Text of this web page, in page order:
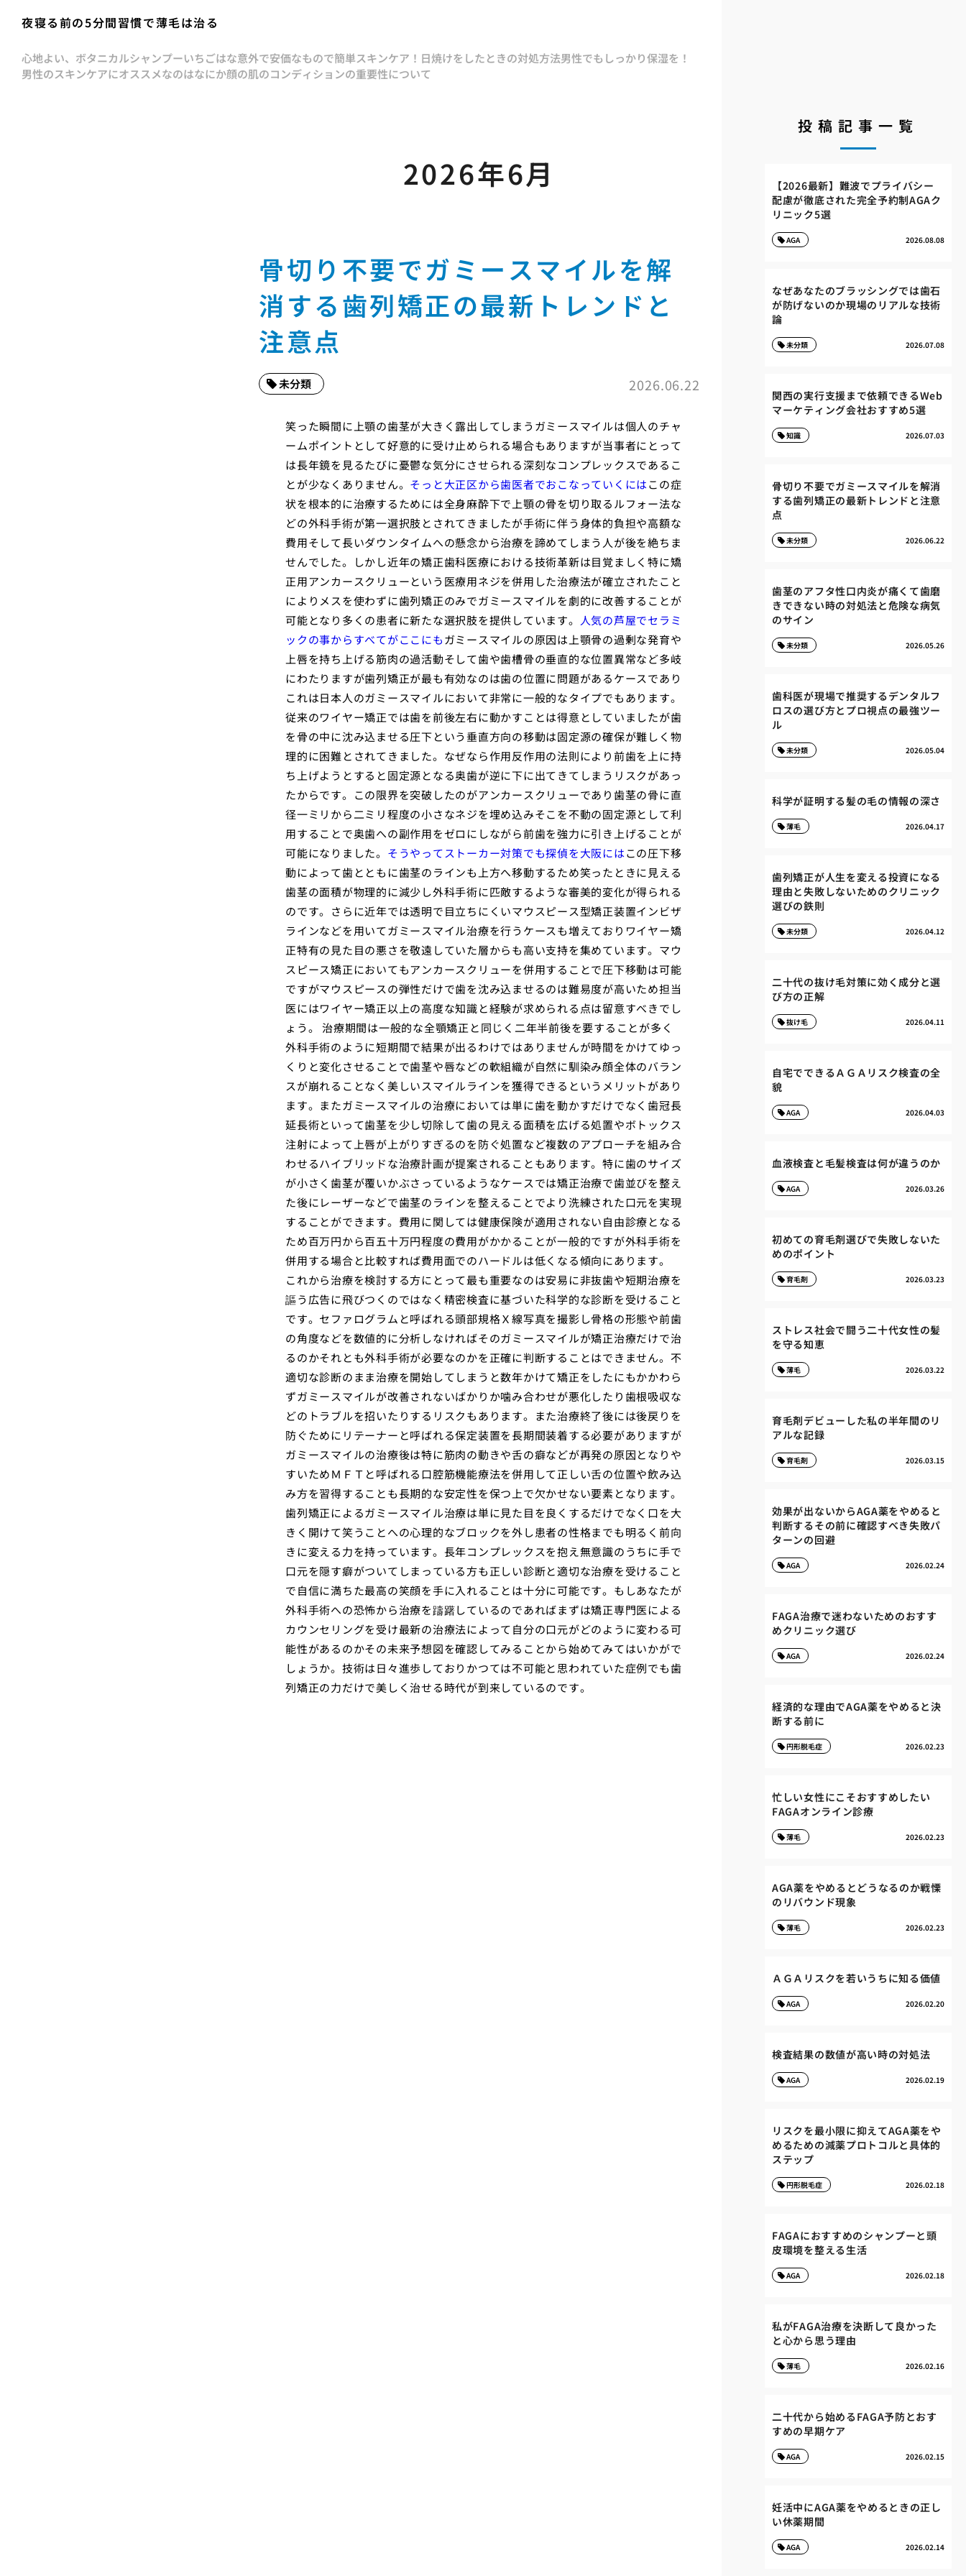
夜寝る前の5分間習慣で薄毛は治る
心地よい、ボタニカルシャンプーいちごはな意外で安価なもので簡単スキンケア！ 日焼けをしたときの対処方法男性でもしっかり保湿を！
男性のスキンケアにオススメなのはなにか顔の肌のコンディションの重要性について
2026年6月
骨切り不要でガミースマイルを解
消する歯列矯正の最新トレンドと
注意点
2026.06.22
未分類
笑った瞬間に上顎の歯茎が大きく露出してしまうガミースマイルは個人のチャ
ームポイントとして好意的に受け止められる場合もありますが当事者にとって
は長年鏡を見るたびに憂鬱な気分にさせられる深刻なコンプレックスであるこ
とが少なくありません。 そっと大正区から歯医者でおこなっていくにはこの症
状を根本的に治療するためには全身麻酔下で上顎の骨を切り取るルフォー法な
どの外科手術が第一選択肢とされてきましたが手術に伴う身体的負担や高額な
費用そして長いダウンタイムへの懸念から治療を諦めてしまう人が後を絶ちま
せんでした。しかし近年の矯正歯科医療における技術革新は目覚ましく特に矯
正用アンカースクリューという医療用ネジを併用した治療法が確立されたこと
によりメスを使わずに歯列矯正のみでガミースマイルを劇的に改善することが
可能となり多くの患者に新たな選択肢を提供しています。 人気の芦屋でセラミ
ックの事からすべてがここにもガミースマイルの原因は上顎骨の過剰な発育や
上唇を持ち上げる筋肉の過活動そして歯や歯槽骨の垂直的な位置異常など多岐
にわたりますが歯列矯正が最も有効なのは歯の位置に問題があるケースであり
これは日本人のガミースマイルにおいて非常に一般的なタイプでもあります。
従来のワイヤー矯正では歯を前後左右に動かすことは得意としていましたが歯
を骨の中に沈み込ませる圧下という垂直方向の移動は固定源の確保が難しく物
理的に困難とされてきました。なぜなら作用反作用の法則により前歯を上に持
ち上げようとすると固定源となる奥歯が逆に下に出てきてしまうリスクがあっ
たからです。この限界を突破したのがアンカースクリューであり歯茎の骨に直
径一ミリから二ミリ程度の小さなネジを埋め込みそこを不動の固定源として利
用することで奥歯への副作用をゼロにしながら前歯を強力に引き上げることが
可能になりました。 そうやってストーカー対策でも探偵を大阪にはこの圧下移
動によって歯とともに歯茎のラインも上方へ移動するため笑ったときに見える
歯茎の面積が物理的に減少し外科手術に匹敵するような審美的変化が得られる
のです。さらに近年では透明で目立ちにくいマウスピース型矯正装置インビザ
ラインなどを用いてガミースマイル治療を行うケースも増えておりワイヤー矯
正特有の見た目の悪さを敬遠していた層からも高い支持を集めています。マウ
スピース矯正においてもアンカースクリューを併用することで圧下移動は可能
ですがマウスピースの弾性だけで歯を沈み込ませるのは難易度が高いため担当
医にはワイヤー矯正以上の高度な知識と経験が求められる点は留意すべきでし
ょう。 治療期間は一般的な全顎矯正と同じく二年半前後を要することが多く
外科手術のように短期間で結果が出るわけではありませんが時間をかけてゆっ
くりと変化させることで歯茎や唇などの軟組織が自然に馴染み顔全体のバラン
スが崩れることなく美しいスマイルラインを獲得できるというメリットがあり
ます。またガミースマイルの治療においては単に歯を動かすだけでなく歯冠長
延長術といって歯茎を少し切除して歯の見える面積を広げる処置やボトックス
注射によって上唇が上がりすぎるのを防ぐ処置など複数のアプローチを組み合
わせるハイブリッドな治療計画が提案されることもあります。特に歯のサイズ
が小さく歯茎が覆いかぶさっているようなケースでは矯正治療で歯並びを整え
た後にレーザーなどで歯茎のラインを整えることでより洗練された口元を実現
することができます。費用に関しては健康保険が適用されない自由診療となる
ため百万円から百五十万円程度の費用がかかることが一般的ですが外科手術を
併用する場合と比較すれば費用面でのハードルは低くなる傾向にあります。
これから治療を検討する方にとって最も重要なのは安易に非抜歯や短期治療を
謳う広告に飛びつくのではなく精密検査に基づいた科学的な診断を受けること
です。セファログラムと呼ばれる頭部規格Ｘ線写真を撮影し骨格の形態や前歯
の角度などを数値的に分析しなければそのガミースマイルが矯正治療だけで治
るのかそれとも外科手術が必要なのかを正確に判断することはできません。不
適切な診断のまま治療を開始してしまうと数年かけて矯正をしたにもかかわら
ずガミースマイルが改善されないばかりか噛み合わせが悪化したり歯根吸収な
どのトラブルを招いたりするリスクもあります。また治療終了後には後戻りを
防ぐためにリテーナーと呼ばれる保定装置を長期間装着する必要がありますが
ガミースマイルの治療後は特に筋肉の動きや舌の癖などが再発の原因となりや
すいためＭＦＴと呼ばれる口腔筋機能療法を併用して正しい舌の位置や飲み込
み方を習得することも長期的な安定性を保つ上で欠かせない要素となります。
歯列矯正によるガミースマイル治療は単に見た目を良くするだけでなく口を大
きく開けて笑うことへの心理的なブロックを外し患者の性格までも明るく前向
きに変える力を持っています。長年コンプレックスを抱え無意識のうちに手で
口元を隠す癖がついてしまっている方も正しい診断と適切な治療を受けること
で自信に満ちた最高の笑顔を手に入れることは十分に可能です。もしあなたが
外科手術への恐怖から治療を躊躇しているのであればまずは矯正専門医による
カウンセリングを受け最新の治療法によって自分の口元がどのように変わる可
能性があるのかその未来予想図を確認してみることから始めてみてはいかがで
しょうか。技術は日々進歩しておりかつては不可能と思われていた症例でも歯
列矯正の力だけで美しく治せる時代が到来しているのです。
投稿記事一覧
【2026最新】難波でプライバシー
配慮が徹底された完全予約制AGAク
リニック5選
2026.08.08
AGA
なぜあなたのブラッシングでは歯石
が防げないのか現場のリアルな技術
論
2026.07.08
未分類
関西の実行支援まで依頼できるWeb
マーケティング会社おすすめ5選
2026.07.03
知識
骨切り不要でガミースマイルを解消
する歯列矯正の最新トレンドと注意
点
2026.06.22
未分類
歯茎のアフタ性口内炎が痛くて歯磨
きできない時の対処法と危険な病気
のサイン
2026.05.26
未分類
歯科医が現場で推奨するデンタルフ
ロスの選び方とプロ視点の最強ツー
ル
2026.05.04
未分類
科学が証明する髪の毛の情報の深さ
2026.04.17
薄毛
歯列矯正が人生を変える投資になる
理由と失敗しないためのクリニック
選びの鉄則
2026.04.12
未分類
二十代の抜け毛対策に効く成分と選
び方の正解
2026.04.11
抜け毛
自宅でできるＡＧＡリスク検査の全
貌
2026.04.03
AGA
血液検査と毛髪検査は何が違うのか
2026.03.26
AGA
初めての育毛剤選びで失敗しないた
めのポイント
2026.03.23
育毛剤
ストレス社会で闘う二十代女性の髪
を守る知恵
2026.03.22
薄毛
育毛剤デビューした私の半年間のリ
アルな記録
2026.03.15
育毛剤
効果が出ないからAGA薬をやめると
判断するその前に確認すべき失敗パ
ターンの回避
2026.02.24
AGA
FAGA治療で迷わないためのおすす
めクリニック選び
2026.02.24
AGA
経済的な理由でAGA薬をやめると決
断する前に
2026.02.23
円形脱毛症
忙しい女性にこそおすすめしたい
FAGAオンライン診療
2026.02.23
薄毛
AGA薬をやめるとどうなるのか戦慄
のリバウンド現象
2026.02.23
薄毛
ＡＧＡリスクを若いうちに知る価値
2026.02.20
AGA
検査結果の数値が高い時の対処法
2026.02.19
AGA
リスクを最小限に抑えてAGA薬をや
めるための減薬プロトコルと具体的
ステップ
2026.02.18
円形脱毛症
FAGAにおすすめのシャンプーと頭
皮環境を整える生活
2026.02.18
AGA
私がFAGA治療を決断して良かった
と心から思う理由
2026.02.16
薄毛
二十代から始めるFAGA予防とおす
すめの早期ケア
2026.02.15
AGA
妊活中にAGA薬をやめるときの正し
い休薬期間
2026.02.14
AGA